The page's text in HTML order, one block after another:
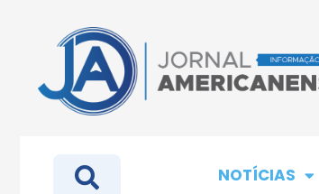
NOTÍCIAS